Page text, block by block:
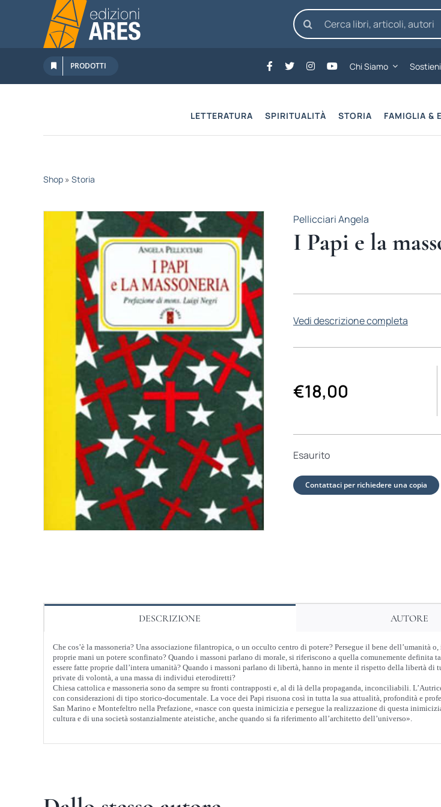
contenuto
Cerca
per:
PRODOTTI Chi Siamo
LETTERATURA SPIRITUALITÀ STORIA FAMIGLIA &
Shop» Storia
Pellicciari Angela
I Papi e la
Vedi descrizione completa
€18,00
Esaurito
Contattaci per richiedere una copia
DESCRIZIONE AUTORE
Che cos’è la massoneria? Una associazione filantropica, o un occulto centro di potere? Persegue il bene
proprie mani un potere sconfinato? Quando i massoni parlano di morale, si riferiscono a quella comunemente
essere fatte proprie dall’intera umanità? Quando i massoni parlano di libertà, hanno in mente il rispetto della libertà
private di volontà, a una massa di individui eterodiretti?
Chiesa cattolica e massoneria sono da sempre su fronti contrapposti e, al di là della propaganda, inconciliabili.
con considerazioni di tipo storico-documentale. La voce dei Papi risuona così in tutta la sua attualità, profondità e
San Marino e Montefeltro nella Prefazione, «nasce con questa inimicizia e persegue la realizzazione di questa
cultura e di una società sostanzialmente ateistiche, anche quando si fa riferimento all’architetto dell’universo».